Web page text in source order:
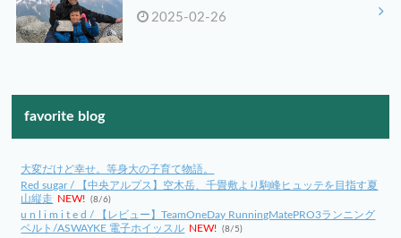
2025-02-26
favorite blog
大変だけど幸せ。等身大の子育て物語。
Red sugar / 【中央アルプス】空木岳、千畳敷より駒峰ヒュッテを目指す夏
山縦走
NEW! (8/6)
u n l i m i t e d / 【レビュー】TeamOneDay RunningMatePRO3ランニング
ベルト/ASWAYKE 電子ホイッスル NEW! (8/5)